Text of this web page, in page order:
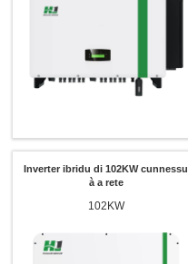
Inverter ibridu di 102KW cunnessu
à a rete
102KW